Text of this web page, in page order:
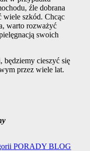
źle dobrana
wiele szkód. Chcąc
warto rozważyć
swoich
będziemy cieszyć się
przez wiele lat.
PORADY BLOG